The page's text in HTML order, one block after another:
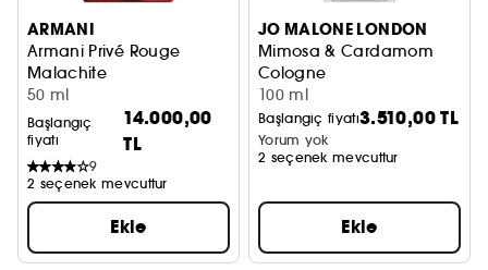
ARMANI
Armani Privé Rouge
Malachite
Eau De Parfüm
50 ml
Başlangıç
fiyatı
14.000,00
TL
9
2 seçenek mevcuttur
Ekle
JO MALONE LONDON
Mimosa & Cardamom
Cologne
100 ml
Başlangıç fiyatı3.510,00 TL
Yorum yok
2 seçenek mevcuttur
Ekle